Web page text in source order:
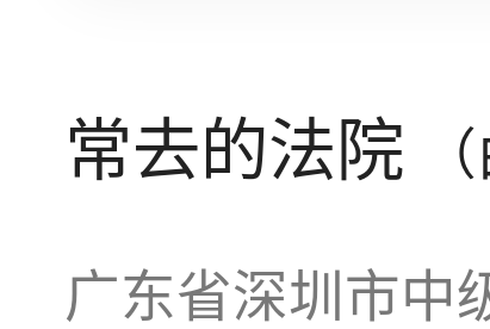
常去的法院
广东省深圳市中